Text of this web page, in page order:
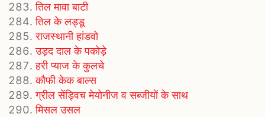
तिल मावा बाटी
तिल के लड्डू
राजस्थानी हांडवो
उड़द दाल के पकोड़े
हरी प्याज के कुलचे
कौफी केक बाल्स
ग्रील सेंड्विच मेयोनीज व सब्जीयों के साथ
मिसल उसल